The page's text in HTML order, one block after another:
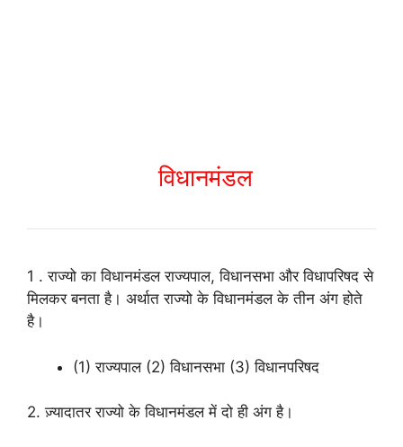
विधानमंडल
1 . राज्यो का विधानमंडल राज्यपाल, विधानसभा और विधापरिषद से
मिलकर बनता है। अर्थात राज्यो के विधानमंडल के तीन अंग होते
है।
(1) राज्यपाल (2) विधानसभा (3) विधानपरिषद
2. ज़्यादातर राज्यो के विधानमंडल में दो ही अंग है।